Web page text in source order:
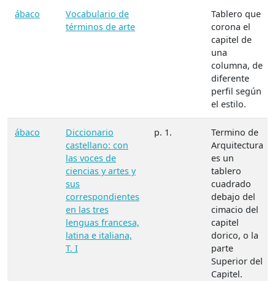
ábaco
Vocabulario de
términos de arte
Tablero que
corona el
capitel de
una
columna, de
diferente
perfil según
el estilo.
ábaco
Diccionario
castellano: con
las voces de
ciencias y artes y
sus
correspondientes
en las tres
lenguas francesa,
latina e italiana,
T. I
p. 1.
Termino de
Arquitectura
es un
tablero
cuadrado
debajo del
cimacio del
capitel
dorico, o la
parte
Superior del
Capitel.